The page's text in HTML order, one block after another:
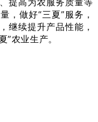
，做好“三夏”服务，
继续提升产品性能，
”农业生产。